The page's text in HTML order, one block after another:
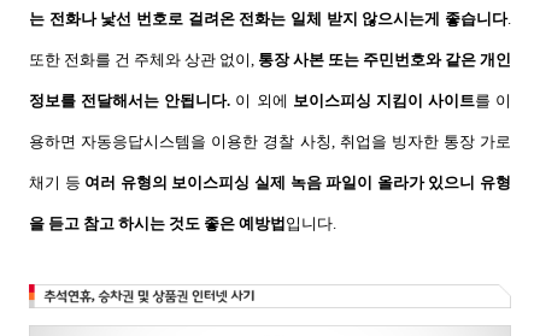
는 전화나 낯선 번호로 걸려온 전화는 일체 받지 않으시는게 좋습니다.
또한 전화를 건 주체와 상관 없이, 통장 사본 또는 주민번호와 같은 개인
정보를 전달해서는 안됩니다. 이 외에 보이스피싱 지킴이 사이트를 이
용하면 자동응답시스템을 이용한 경찰 사칭, 취업을 빙자한 통장 가로
채기 등 여러 유형의 보이스피싱 실제 녹음 파일이 올라가 있으니 유형
을 듣고 참고 하시는 것도 좋은 예방법 입니다.